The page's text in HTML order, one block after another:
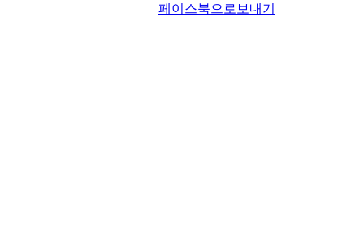
페이스북으로보내기